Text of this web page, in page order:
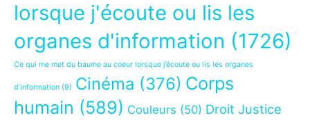
lorsque j'écoute ou lis les
organes d'information (1726)
Ce qui me met du baume au coeur lorsque j’écoute ou lis les organes
d’information (9) Cinéma (376) Corps
humain (589) Couleurs (50) Droit Justice